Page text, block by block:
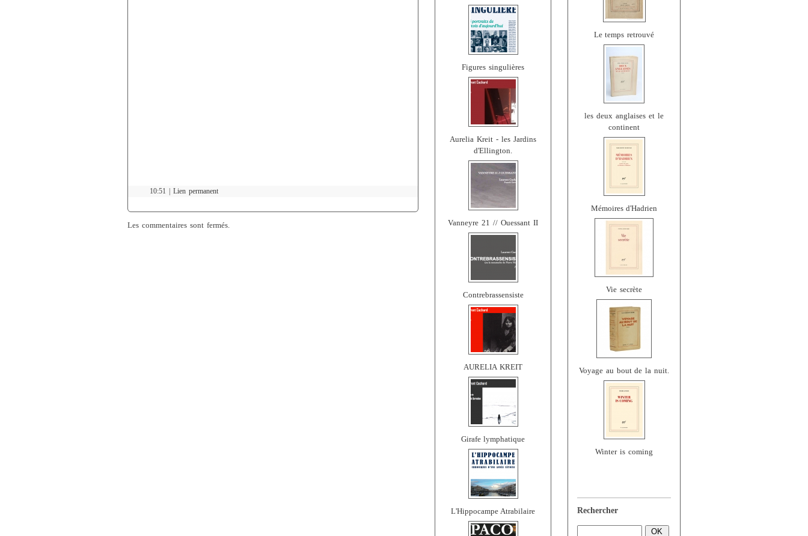
Le temps retrouvé
les deux anglaises et le
continent
Mémoires d'Hadrien
Vie secrète
Voyage au bout de la nuit.
Winter is coming
Rechercher
Figures singulières
Aurelia Kreit - les Jardins
d'Ellington.
Vanneyre 21 // Ouessant II
Contrebrassensiste
AURELIA KREIT
Girafe lymphatique
L'Hippocampe Atrabilaire
10:51 | Lien permanent
Les commentaires sont fermés.